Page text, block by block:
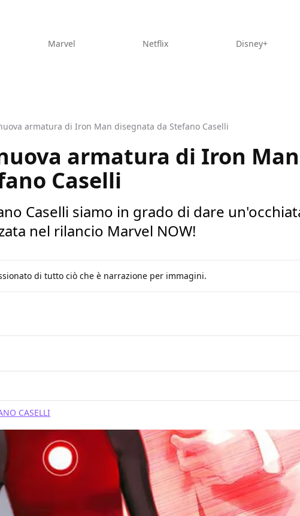
Marvel Netflix Disney+
armatura di Iron Man disegnata da Stefano Caselli
armatura di Iron Man
Caselli
Caselli siamo in grado di dare
nel rilancio Marvel NOW!
di tutto ciò che è narrazione per immagini.
CASELLI